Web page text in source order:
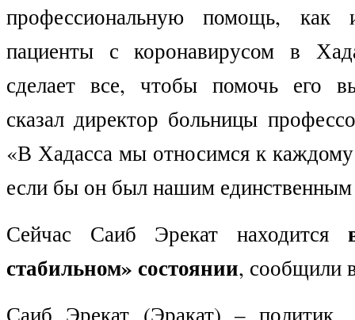
профессиональную помощь, как
пациенты с коронавирусом в
сделает все, чтобы помочь его
сказал директор больницы
«В Хадасса мы относимся к каждому
если бы он был нашим
Сейчас Саиб Эрекат находится
стабильном» состоянии, сообщили
Саиб Эрекат (Эракат) – политик,